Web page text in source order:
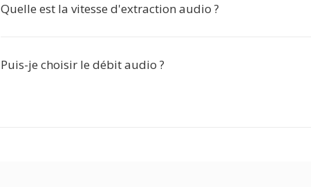
Quelle est la vitesse d'extraction audio ?
Puis-je choisir le débit audio ?